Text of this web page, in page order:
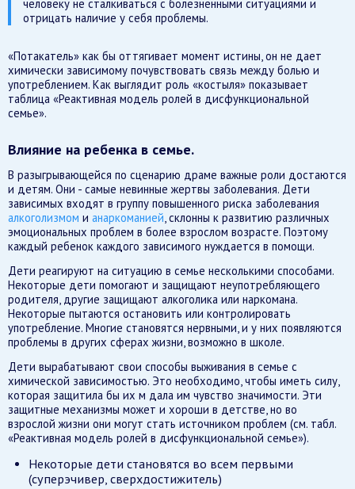
человеку не сталкиваться с болезненными ситуациями и
отрицать наличие у себя проблемы.
«Потакатель» как бы оттягивает момент истины, он не дает
химически зависимому почувствовать связь между болью и
употреблением. Как выглядит роль «костыля» показывает
таблица «Реактивная модель ролей в дисфункциональной
семье».
Влияние на ребенка в семье.
В разыгрывающейся по сценарию драме важные роли достаются
и детям. Они - самые невинные жертвы заболевания. Дети
зависимых входят в группу повышенного риска заболевания
алкоголизмом и анаркоманией, склонны к развитию различных
эмоциональных проблем в более взрослом возрасте. Поэтому
каждый ребенок каждого зависимого нуждается в помощи.
Дети реагируют на ситуацию в семье несколькими способами.
Некоторые дети помогают и защищают неупотребляющего
родителя, другие защищают алкоголика или наркомана.
Некоторые пытаются остановить или контролировать
употребление. Многие становятся нервными, и у них появляются
проблемы в других сферах жизни, возможно в школе.
Дети вырабатывают свои способы выживания в семье с
химической зависимостью. Это необходимо, чтобы иметь силу,
которая защитила бы их м дала им чувство значимости. Эти
защитные механизмы может и хороши в детстве, но во
взрослой жизни они могут стать источником проблем (см. табл.
«Реактивная модель ролей в дисфункциональной семье»).
Некоторые дети становятся во всем первыми
(суперэчивер, сверхдостижитель)